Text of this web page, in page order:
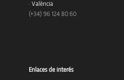
· València
(+34) 96 124 80 60
Enlaces de interés